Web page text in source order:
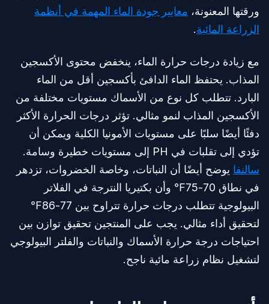
ورقتها المعنونة، معايير جودة الماء المهمة في أنظمة
الزراعة المائية.
مع زيادة درجات حرارة الماء، ينخفض محتوى الأكسجين
المذاب. يحتفظ الماء الدافئ بأكسجين أقل من الماء
البارد. تتطلب كل نوع من الأسماك مستويات مختلفة من
الأكسجين المذاب لنمو مثالي. تؤثر درجات الحرارة الأكثر
دفئًا أيضًا سلبًا على مستويات الأمونيا الكلية ويمكن أن
تؤدي إلى تقلبات في PH إلى مستويات خطيرة وسامة.
سالنفا يوضح أيضًا أن النباتات، وخاصة الخضروات، تزدهر
في نطاق 70-75℉ وأن بكتيريا النترجة في الفلاتر
البيولوجية تتطلب درجات حرارة تتراوح بين 77-86℉
لتحقيق أداء مثالي. يجب على المنتجين تحقيق توازن بين
احتياجات درجة حرارة الأسماك والنباتات والفلتر البيولوجي
لتشغيل نظام زراعة مائية ناجح.